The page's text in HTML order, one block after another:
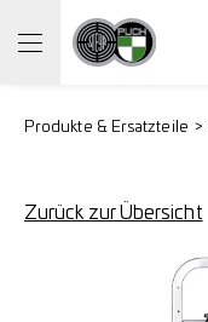
Produkte & Ersatzteile
Zurück zur Übersicht